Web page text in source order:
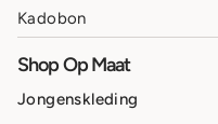
Kadobon
Shop Op Maat
Jongenskleding